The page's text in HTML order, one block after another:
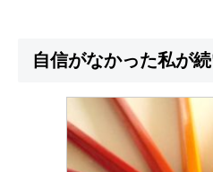
自信がなかった私が